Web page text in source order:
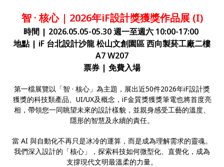
智 · 核心 | 2026年iF設計獎獲獎作品展 (I)
時間 | 2026.05.05-05.30 週一至週六 10:00-17:00
地點 | iF 台北設計沙龍 松山文創園區 西向製菸工廠二樓
A7 W207
票券 | 免費入場
第一檔展覽以「智 · 核心」為主題，展出近50件2026年iF設計獎
獲獎的科技類產品、UI/UX及概念，iF金質獎獲獎筆電也將首度亮
相，帶領您一同眺望未來的設計樣貌，並親身感受工藝的溫度、
隱形的智慧及永續的責任。
當 AI 與自動化不再只是冰冷的運算，而是成為理解需求的靈魂。
我們深入設計的「核心」，探索科技如何微型化、直覺化，成為
支撐現代文明最溫柔的力量。